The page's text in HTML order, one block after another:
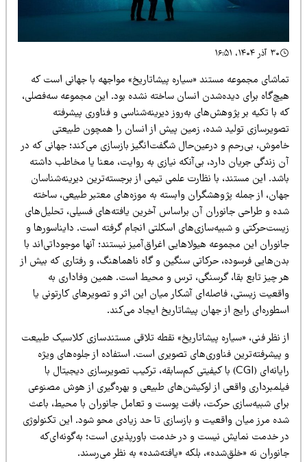
مجموعه مستند «سیاره پیشاتاریخ» مواجهه‌ با جهانی است که
برای دیده‌شدن انسان ساخته نشده بود. این مجموعه سه‌فصلی،
با تکیه بر پژوهش‌های به‌روز دیرینه‌شناسی و فناوری پیشرفته
تولید شده، زمین پیش از انسان را همچون طبیعتی
بی‌رحم و درعین‌حال شگفت‌انگیز بازسازی می‌کند؛ جهانی که در
زندگی جریان دارد، بی‌آنکه نیازی به روایت، معنا یا مخاطب داشته
این مستند، با نظارت علمی تیمی از برجسته‌ترین دیرینه‌شناسان
از جمله پژوهشگران وابسته به موزه‌های معتبر طبیعی، ساخته
و طراحی جانوران آن براساس آخرین یافته‌های فسیلی، تحلیل‌های
و شبیه‌سازی‌های اسکلتی انجام گرفته است. دایناسورها و
این مجموعه هیولاهایی اغراق‌آمیز نیستند؛ آنها موجوداتی‌اند با
فرسوده، حرکاتی سنگین و گاه ناهماهنگ، و رفتاری که بیش از
چیز تابع بقا، گرسنگی، ترس و محیط است. همین وفاداری به
زیستی، فاصله‌ای آشکار میان این اثر و تصویرهای کارتونی یا
رایج از جهان پیشاتاریخ ایجاد می‌کند.
نظر فنی، «سیاره پیشاتاریخ» نقطه تلاقی مستندسازی کلاسیک طبیعت
پیشرفته‌ترین فناوری‌های تصویری است. استفاده از جلوه‌های ویژه
رایانه‌ای (CGI) با کیفیتی کم‌سابقه، ترکیب تصویرسازی دیجیتال با
واقعی از لوکیشن‌های طبیعی و بهره‌گیری از هوش مصنوعی
شبیه‌سازی حرکت، بافت پوست و تعامل جانوران با محیط، باعث
مرز میان واقعیت و بازسازی تا حد زیادی محو شود. این تکنولوژی
خدمت نمایش نیست و در خدمت باورپذیری است؛ به‌گونه‌ای‌که
نه «خلق‌شده»، بلکه «یافته‌شده» به نظر می‌رسند.